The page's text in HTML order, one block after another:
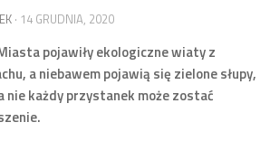
· 14 GRUDNIA, 2020
pojawiły ekologiczne wiaty z
a niebawem pojawią się zielone słupy,
nie każdy przystanek może zostać